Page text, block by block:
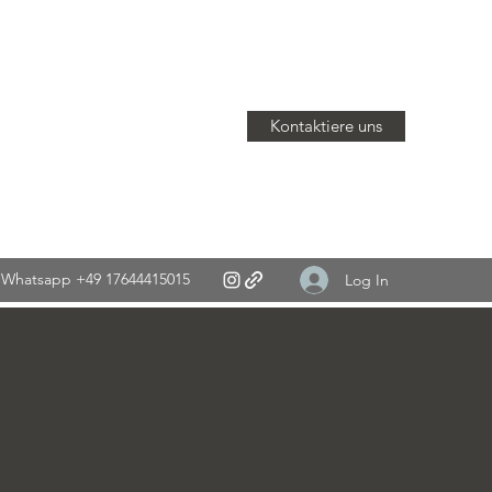
Kontaktiere uns
Whatsapp +49 17644415015 Log In